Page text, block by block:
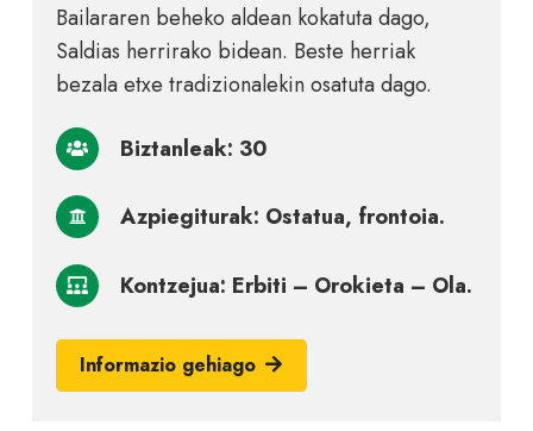
Bailararen beheko aldean kokatuta dago,
Saldias herrirako bidean. Beste herriak
bezala etxe tradizionalekin osatuta dago.
Biztanleak: 30
Azpiegiturak: Ostatua, frontoia.
Kontzejua: Erbiti – Orokieta – Ola.
Informazio gehiago